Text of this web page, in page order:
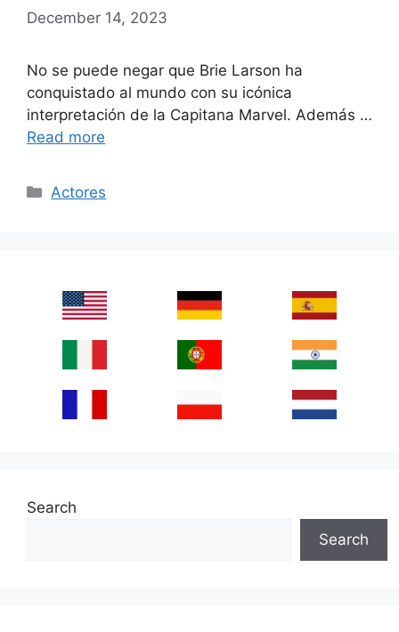
December 14, 2023
No se puede negar que Brie Larson ha
conquistado al mundo con su icónica
interpretación de la Capitana Marvel. Además …
Read more
Categories
Actores
Search
Search